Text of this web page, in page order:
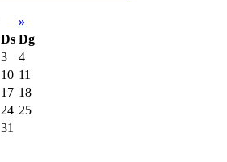
»
Ds Dg
3
4
10 11
17 18
24 25
31